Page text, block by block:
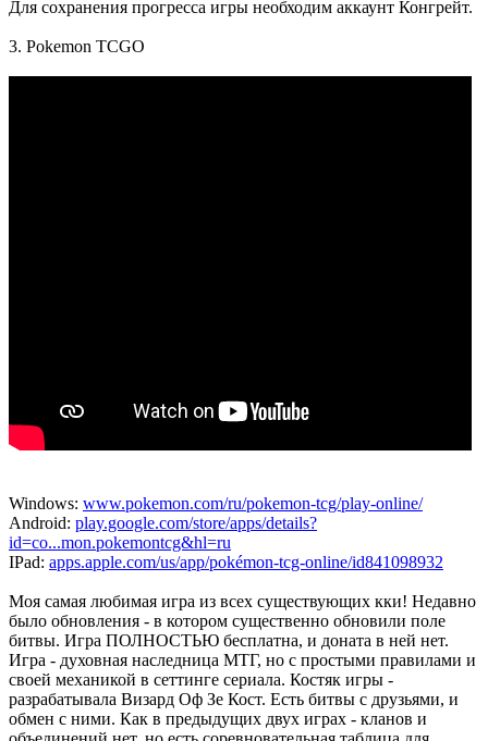
Для сохранения прогресса игры необходим аккаунт Конгрейт.
3. Pokemon TCGO
Windows: www.pokemon.com/ru/pokemon-tcg/play-online/
Android: play.google.com/store/apps/details?
id=co...mon.pokemontcg&hl=ru
IPad: apps.apple.com/us/app/pokémon-tcg-online/id841098932
Моя самая любимая игра из всех существующих кки! Недавно
было обновления - в котором существенно обновили поле
битвы. Игра ПОЛНОСТЬЮ бесплатна, и доната в ней нет.
Игра - духовная наследница МТГ, но с простыми правилами и
своей механикой в сеттинге сериала. Костяк игры -
разрабатывала Визард Оф Зе Кост. Есть битвы с друзьями, и
обмен с ними. Как в предыдущих двух играх - кланов и